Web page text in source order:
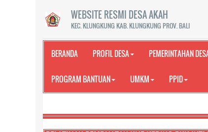
WEBSITE RESMI DESA AKAH
KEC. KLUNGKUNG KAB. KLUNGKUNG PROV. BALI
BERANDA PROFIL DESA PEMERINTAHAN
PROGRAM BANTUAN UMKM PPID
SELAMAT